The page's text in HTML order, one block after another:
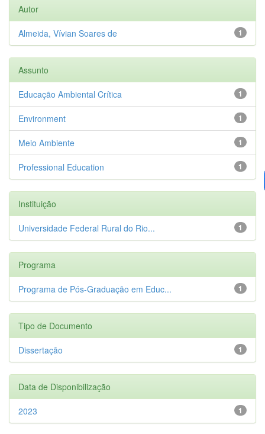
Autor
1
Almeida, Vívian Soares de
Assunto
1
Educação Ambiental Crítica
1
Environment
1
Meio Ambiente
1
Professional Education
Instituição
1
Universidade Federal Rural do Rio...
Programa
1
Programa de Pós-Graduação em Educ...
Tipo de Documento
1
Dissertação
Data de Disponibilização
1
2023